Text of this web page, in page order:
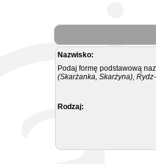
Nazwisko:
Podaj formę podstawową
(Skarżanka, Skarżyna),
Rodzaj: